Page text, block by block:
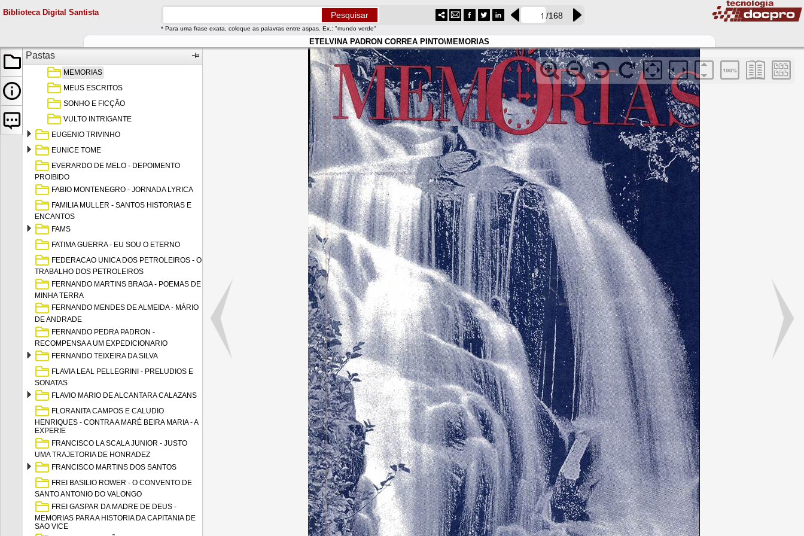
Biblioteca Digital Santista /168
* Para uma frase exata, coloque as palavras entre aspas. Ex.: "mundo verde"
ETELVINA PADRON CORREA PINTO\MEMORIAS
Pastas
ESTHER SANTANNA
ETELVINA PADRON CORREA PINTO
MEMORIAS
MEUS ESCRITOS
SONHO E FICÇÃO
VULTO INTRIGANTE
EUGENIO TRIVINHO
EUNICE TOME
EVERARDO DE MELO - DEPOIMENTO
PROIBIDO
FABIO MONTENEGRO - JORNADA LYRICA
FAMILIA MULLER - SANTOS HISTORIAS E
ENCANTOS
FAMS
FATIMA GUERRA - EU SOU O ETERNO
FEDERACAO UNICA DOS PETROLEIROS - O
TRABALHO DOS PETROLEIROS
FERNANDO MARTINS BRAGA - POEMAS DE
MINHA TERRA
FERNANDO MENDES DE ALMEIDA - MÁRIO
DE ANDRADE
FERNANDO PEDRA PADRON -
RECOMPENSA A UM EXPEDICIONARIO
FERNANDO TEIXEIRA DA SILVA
FLAVIA LEAL PELLEGRINI - PRELUDIOS E
SONATAS
FLAVIO MARIO DE ALCANTARA CALAZANS
FLORANITA CAMPOS E CALUDIO
HENRIQUES - CONTRA A MARÉ BEIRA MARIA - A
EXPERIE
FRANCISCO LA SCALA JUNIOR - JUSTO
UMA TRAJETORIA DE HONRADEZ
FRANCISCO MARTINS DOS SANTOS
FREI BASILIO ROWER - O CONVENTO DE
SANTO ANTONIO DO VALONGO
FREI GASPAR DA MADRE DE DEUS -
MEMORIAS PARA A HISTORIA DA CAPITANIA DE
SAO VICE